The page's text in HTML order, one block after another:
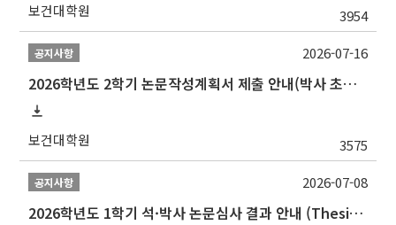
보건대학원 3954
공지사항
2026학년도 2학기 논문작성계획서 제출 안내(박사 초심 일정 포함)_Thesis Proposal
보건대학원 3575
2026-07-16
공지사항
2026학년도 1학기 석·박사 논문심사 결과 안내 (Thesis Defense Result)
2026-07-08